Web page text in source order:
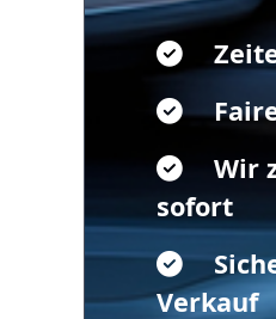
Wir
sofort
Verkauf